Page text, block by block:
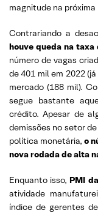
magnitude na próxima
Contrariando a
houve queda na
número de vagas
de 401 mil em 2022
mercado (188 mil).
segue bastante
crédito. Apesar de
demissões no setor
política monetária,o
nova rodada de alta
Enquanto isso, PMI
atividade
índice de gerentes